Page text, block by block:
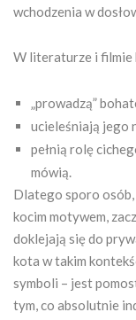
wchodzenia w
W literaturze i filmie
„prowadzą”
ucieleśniają jego
pełnią rolę
mówią.
Dlatego sporo osób,
kocim motywem,
doklejają się do
kota w takim
symboli – jest
tym, co absolutnie